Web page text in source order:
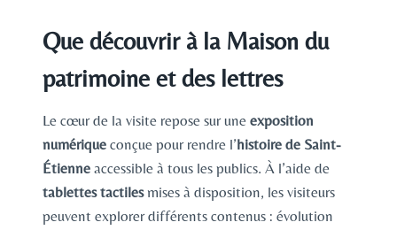
Que découvrir à la Maison du
patrimoine et des lettres
Le cœur de la visite repose sur une exposition
numérique conçue pour rendre l’histoire de Saint-
Étienne accessible à tous les publics. À l’aide de
tablettes tactilesmises à disposition, les visiteurs
peuvent explorer différents contenus : évolution